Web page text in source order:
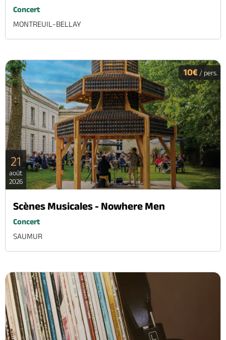
Concert
MONTREUIL-BELLAY
10€ / pers.
21
août
2026
Scènes Musicales - Nowhere Men
Concert
SAUMUR